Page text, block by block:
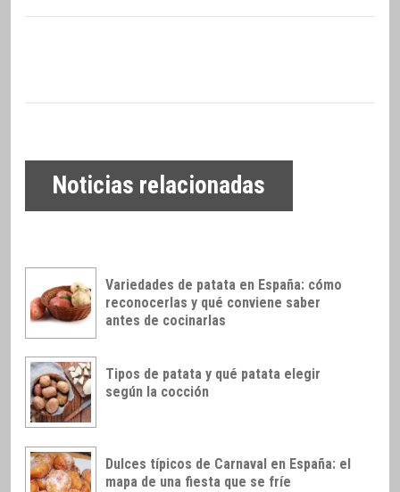
Noticias relacionadas
Variedades de patata en España: cómo
reconocerlas y qué conviene saber
antes de cocinarlas
Tipos de patata y qué patata elegir
según la cocción
Dulces típicos de Carnaval en España: el
mapa de una fiesta que se fríe